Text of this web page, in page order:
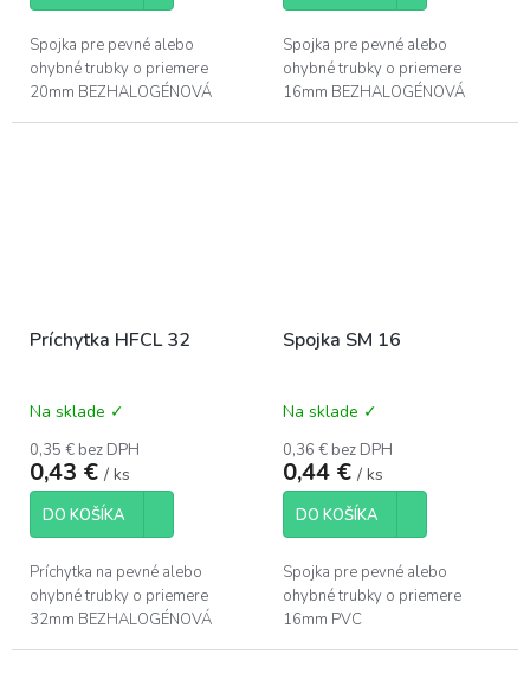
Spojka pre pevné alebo
ohybné trubky o priemere
20mm BEZHALOGÉNOVÁ
Spojka pre pevné alebo
ohybné trubky o priemere
16mm BEZHALOGÉNOVÁ
Príchytka HFCL 32
Na sklade ✓
0,35 € bez DPH
0,43 € / ks
DO KOŠÍKA
Príchytka na pevné alebo
ohybné trubky o priemere
32mm BEZHALOGÉNOVÁ
Spojka SM 16
Na sklade ✓
0,36 € bez DPH
0,44 € / ks
DO KOŠÍKA
Spojka pre pevné alebo
ohybné trubky o priemere
16mm PVC